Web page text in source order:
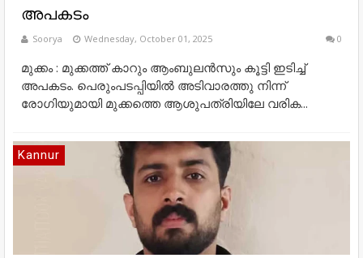
അപകടം
Soorya Wednesday, October 01, 2025 0
മുക്കം : മുക്കത്ത് കാറും ആംബുലൻസും കൂട്ടി ഇടിച്ച്
അപകടം. പെരുംപടപ്പിയിൽ അടിവാരത്തു നിന്ന്
രോഗിയുമായി മുക്കത്തെ ആശുപത്രിയിലേ വരിക...
Kannur